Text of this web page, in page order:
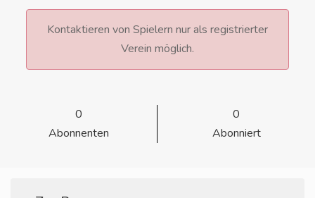
Kontaktieren von Spielern nur als registrierter
Verein möglich.
0
Abonnenten
0
Abonniert